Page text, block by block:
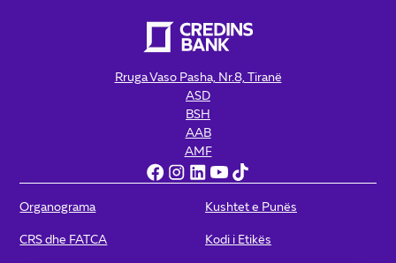
Rruga Vaso Pasha, Nr.8, Tiranë
ASD
BSH
AAB
AMF
Organograma Kushtet e Punës
CRS dhe FATCA Kodi i Etikës